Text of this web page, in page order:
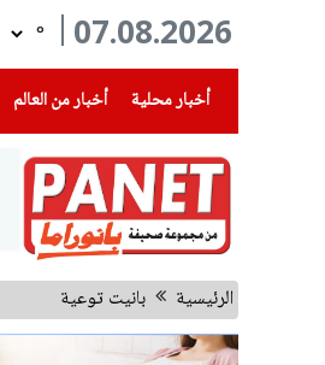
07.08.2026
°
أخبار محلية
(current) أخبار من العالم
الرئيسية بانيت توعية